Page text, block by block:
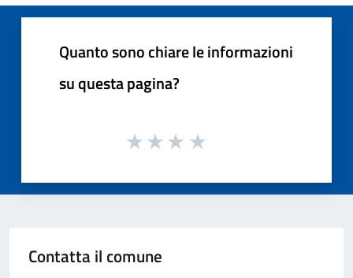
Quanto sono chiare le informazioni
su questa pagina?
Contatta il comune